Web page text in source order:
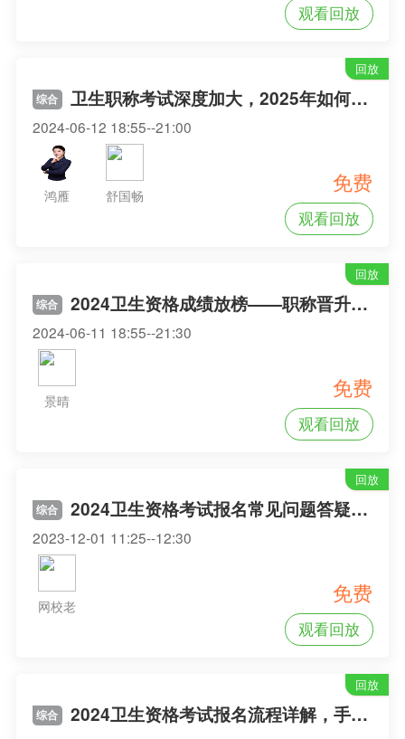
观看回放
回放
综合 卫生职称考试深度加大，2025年如何规划复习？
2024-06-12 18:55--21:00
鸿雁 舒国畅 免费
观看回放
回放
综合 2024卫生资格成绩放榜——职称晋升庆功会
2024-06-11 18:55--21:30
景晴 免费
观看回放
回放
综合 2024卫生资格考试报名常见问题答疑（上午场）
2023-12-01 11:25--12:30
网校老
免费
观看回放
回放
综合 2024卫生资格考试报名流程详解，手把手教你成功报名